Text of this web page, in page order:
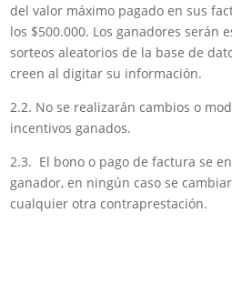
del valor máximo pagado en sus
los $500.000. Los ganadores serán
sorteos aleatorios de la base de
creen al digitar su información.
2.2. No se realizarán cambios o
incentivos ganados.
2.3. El bono o pago de factura se
ganador, en ningún caso se
cualquier otra contraprestación.